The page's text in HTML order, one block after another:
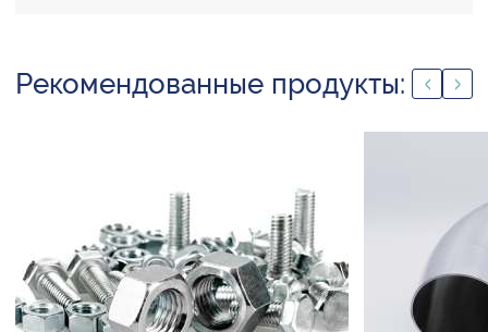
Рекомендованные продукты: